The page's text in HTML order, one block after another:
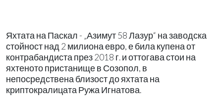
Яхтата на Паскал - „Азимут 58 Лазур“ на заводска
стойност над 2 милиона евро, е била купена от
контрабандиста през 2018 г. и оттогава стои на
яхтеното пристанище в Созопол, в
непосредствена близост до яхтата на
криптокралицата Ружа Игнатова.